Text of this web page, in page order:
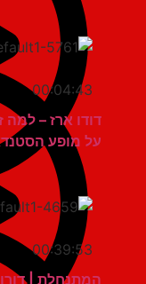
00:04:43
דודו ארז – למה
על מופע הסטנדאפ
00:39:53